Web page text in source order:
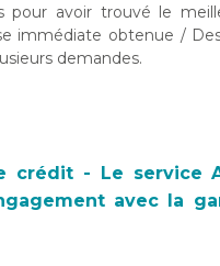
pour avoir trouvé le
immédiate obtenue /
demandes.
crédit - Le service
avec la